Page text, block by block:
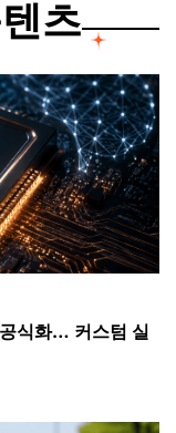
츠
식화… 커스텀 실